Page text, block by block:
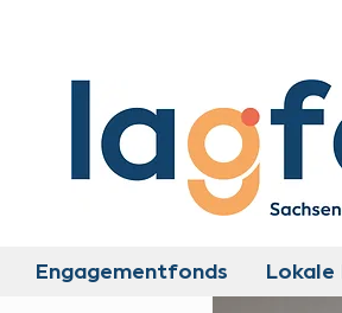
Engagementfonds